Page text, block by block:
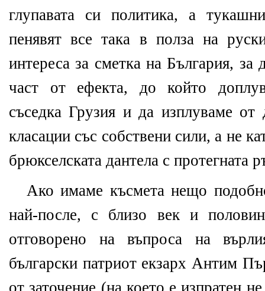
глупавата си политика, а
пенявят все така в полза на
интереса за сметка на България, за
част от ефекта, до който
съседка Грузия и да изплуваме от
класации със собствени сили, а не
брюкселската дантела с протегната
Ако имаме късмета нещо
най-после, с близо век и
отговорено на въпроса на
български патриот екзарх Антим
от заточение (на което е изпратен